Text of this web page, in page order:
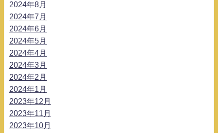
2024年8月
2024年7月
2024年6月
2024年5月
2024年4月
2024年3月
2024年2月
2024年1月
2023年12月
2023年11月
2023年10月